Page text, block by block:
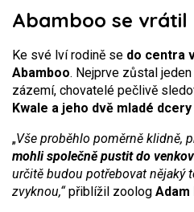
Abamboo se vrátil
Ke své lví rodině se do centra
Abamboo. Nejprve zůstal
zázemí, chovatelé pečlivě
Kwale a jeho dvě mladé dcery
„Vše proběhlo poměrně klidně,
mohli společně pustit do
určitě budou potřebovat nějaký
zvyknou,“přiblížil zoolog Adam